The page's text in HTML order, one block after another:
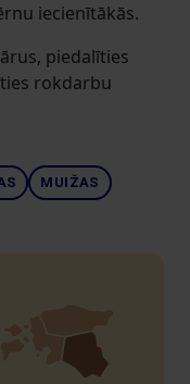
iecienītākās.
piedalīties
rokdarbu
MUIŽAS